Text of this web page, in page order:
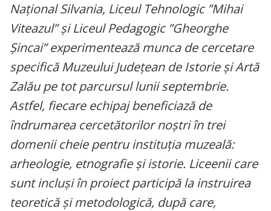
Național Silvania, Liceul Tehnologic ”Mihai
Viteazul” și Liceul Pedagogic ”Gheorghe
Șincai” experimentează munca de cercetare
specifică Muzeului Județean de Istorie și Artă
Zalău pe tot parcursul lunii septembrie.
Astfel, fiecare echipaj beneficiază de
îndrumarea cercetătorilor noștri în trei
domenii cheie pentru instituția muzeală:
arheologie, etnografie și istorie. Liceenii care
sunt incluși în proiect participă la instruirea
teoretică și metodologică, după care,